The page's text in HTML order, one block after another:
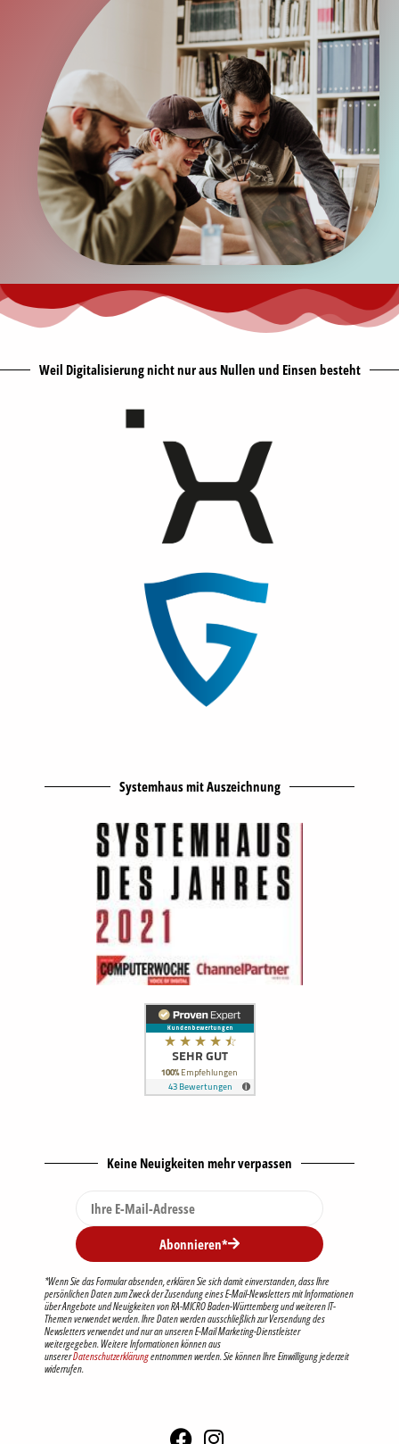
Weil Digitalisierung nicht nur aus Nullen und Einsen besteht
Systemhaus mit Auszeichnung
Keine Neuigkeiten mehr verpassen
Abonnieren*
*Wenn Sie das Formular absenden, erklären Sie sich damit einverstanden, dass Ihre
persönlichen Daten zum Zweck der Zusendung eines E-Mail-Newsletters mit Informationen
über Angebote und Neuigkeiten von RA-MICRO Baden-Württemberg und weiteren IT-
Themen verwendet werden. Ihre Daten werden ausschließlich zur Versendung des
Newsletters verwendet und nur an unseren E-Mail Marketing-Dienstleister
weitergegeben. Weitere Informationen können aus
unsererDatenschutzerklärungentnommen werden. Sie können Ihre Einwilligung jederzeit
widerrufen.